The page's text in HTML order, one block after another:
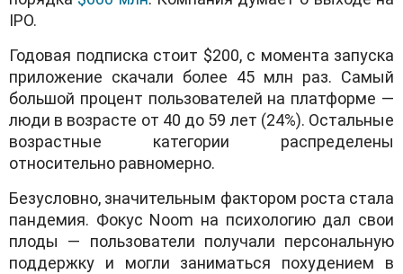
IPO.
Годовая подписка стоит $200, с момента запуска
приложение скачали более 45 млн раз. Самый
большой процент пользователей на платформе —
люди в возрасте от 40 до 59 лет (24%). Остальные
возрастные категории распределены
относительно равномерно.
Безусловно, значительным фактором роста стала
пандемия. Фокус Noom на психологию дал свои
плоды — пользователи получали персональную
поддержку и могли заниматься похудением в